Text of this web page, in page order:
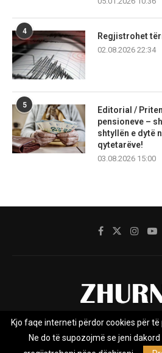
4
Regjistrohet
02.08.2026 22:34
5
Editorial /
pensioneve –
shtyllën e dytë
qytetarëve!
03.08.2026 15:00
Rreth nesh Impresumi
Privacy
Kjo faqe interneti përdor cookies për
Ne do të supozojmë se jeni